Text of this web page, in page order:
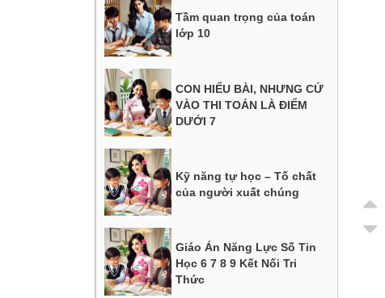
Tầm quan trọng của toán
lớp 10
CON HIỂU BÀI, NHƯNG CỨ
VÀO THI TOÁN LÀ ĐIỂM
DƯỚI 7
Kỹ năng tự học – Tố chất
của người xuất chúng
Giáo Án Năng Lực Số Tin
Học 6 7 8 9 Kết Nối Tri
Thức